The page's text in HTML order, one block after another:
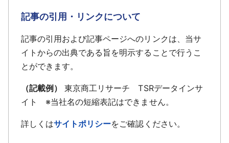
記事の引用・リンクについて
記事の引用および記事ページへのリンクは、当サ
イトからの出典である旨を明示することで行うこ
とができます。
（記載例）
東京商工リサーチ TSRデータインサ
イト ※当社名の短縮表記はできません。
詳しくはサイトポリシーをご確認ください。